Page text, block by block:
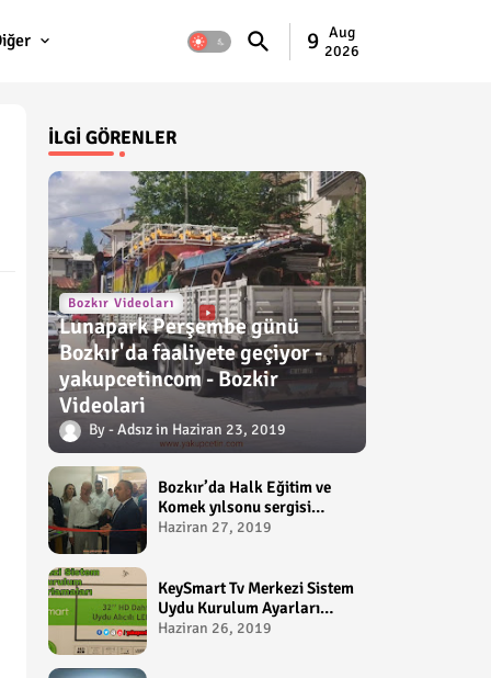
9 Aug
2026
İLGI GÖRENLER
Bozkır Videoları
Lunapark Perşembe günü
Bozkır'da faaliyete geçiyor -
yakupcetincom - Bozkir
Videolari
Adsız Haziran 23, 2019
Bozkır’da Halk Eğitim ve
Komek yılsonu sergisi
gerçekleştirildi-
Haziran 27, 2019
KeySmart Tv Merkezi Sistem
Uydu Kurulum Ayarları
Video anlatım -
Haziran 26, 2019